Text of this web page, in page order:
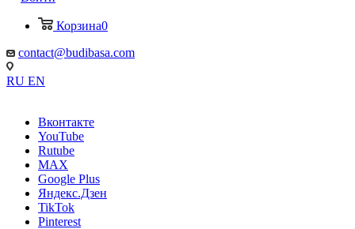
Корзина0
contact@budibasa.com
RU EN
Вконтакте
YouTube
Rutube
MAX
Google Plus
Яндекс.Дзен
TikTok
Pinterest